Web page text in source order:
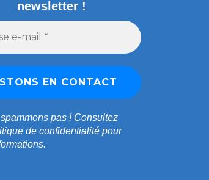
newsletter !
pas ! Consultez
de confidentialité pour